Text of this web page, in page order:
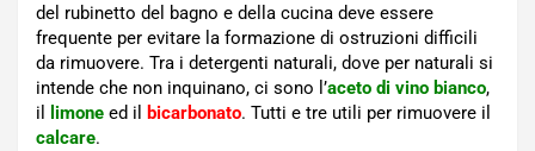
del rubinetto del bagno e della cucina deve essere
frequente per evitare la formazione di ostruzioni difficili
da rimuovere. Tra i detergenti naturali, dove per naturali si
intende che non inquinano, ci sono l’aceto di vino bianco,
il
limone ed il bicarbonato. Tutti e tre utili per rimuovere il
calcare.